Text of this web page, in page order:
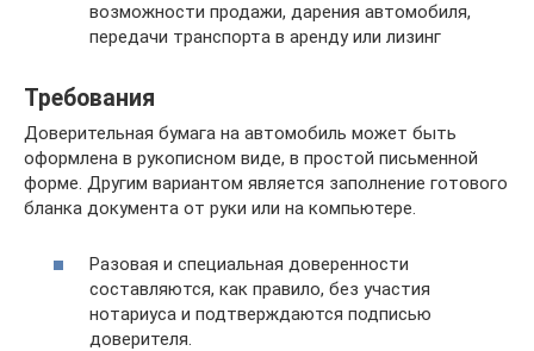
возможности продажи, дарения автомобиля,
передачи транспорта в аренду или лизинг
Требования
Доверительная бумага на автомобиль может быть
оформлена в рукописном виде, в простой письменной
форме. Другим вариантом является заполнение готового
бланка документа от руки или на компьютере.
Разовая и специальная доверенности
составляются, как правило, без участия
нотариуса и подтверждаются подписью
доверителя.